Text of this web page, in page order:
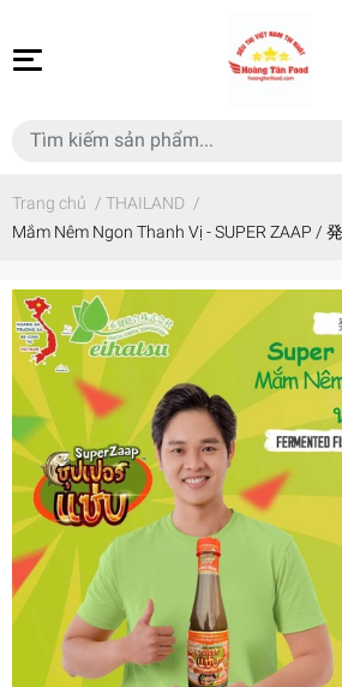
Trang chủ / THAILAND /
Mắm Nêm Ngon Thanh Vị - SUPER ZAAP /